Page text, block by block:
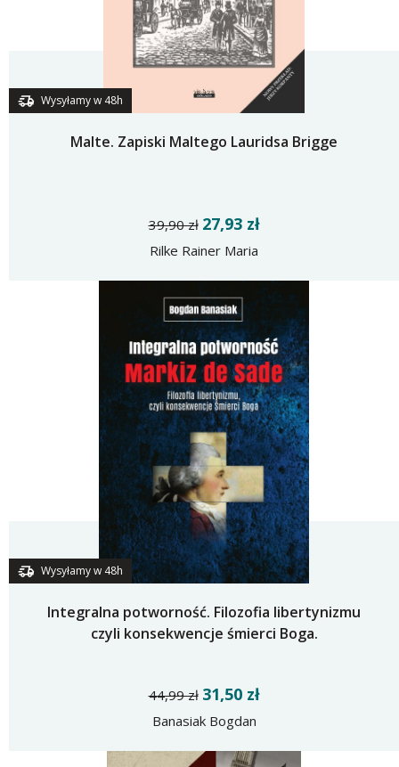
Wysyłamy w 48h
Malte. Zapiski Maltego Lauridsa Brigge
39,90 zł 27,93 zł
Rilke Rainer Maria
Wysyłamy w 48h
Integralna potworność. Filozofia libertynizmu
czyli konsekwencje śmierci Boga.
44,99 zł 31,50 zł
Banasiak Bogdan